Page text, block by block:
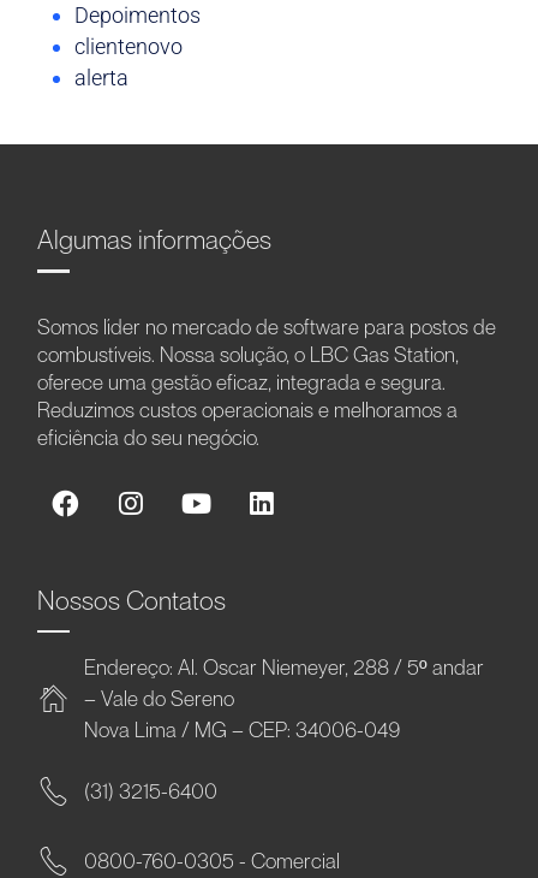
Depoimentos
clientenovo
alerta
Algumas informações
Somos líder no mercado de software para postos de
combustíveis. Nossa solução, o LBC Gas Station,
oferece uma gestão eficaz, integrada e segura.
Reduzimos custos operacionais e melhoramos a
eficiência do seu negócio.
Nossos Contatos
Endereço: Al. Oscar Niemeyer, 288 / 5º andar
– Vale do Sereno
Nova Lima / MG – CEP: 34006-049
(31) 3215-6400
0800-760-0305 - Comercial